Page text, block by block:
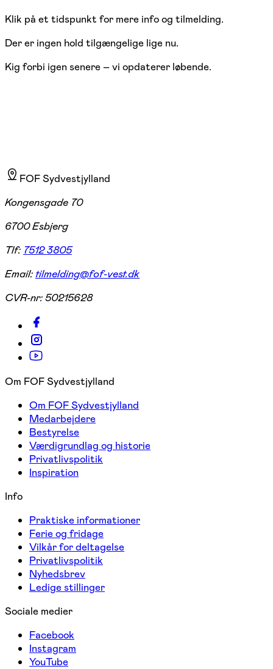
Klik på et tidspunkt for mere info og tilmelding.
Der er ingen hold tilgængelige lige nu.
Kig forbi igen senere – vi opdaterer løbende.
FOF Sydvestjylland
Kongensgade 70
6700 Esbjerg
Tlf: 7512 3805
Email:tilmelding@fof-vest.dk
CVR-nr:50215628
Om FOF Sydvestjylland
Om FOF Sydvestjylland
Medarbejdere
Bestyrelse
Værdigrundlag og historie
Privatlivspolitik
Inspiration
Info
Praktiske informationer
Ferie og fridage
Vilkår for deltagelse
Privatlivspolitik
Nyhedsbrev
Ledige stillinger
Sociale medier
Facebook
Instagram
YouTube